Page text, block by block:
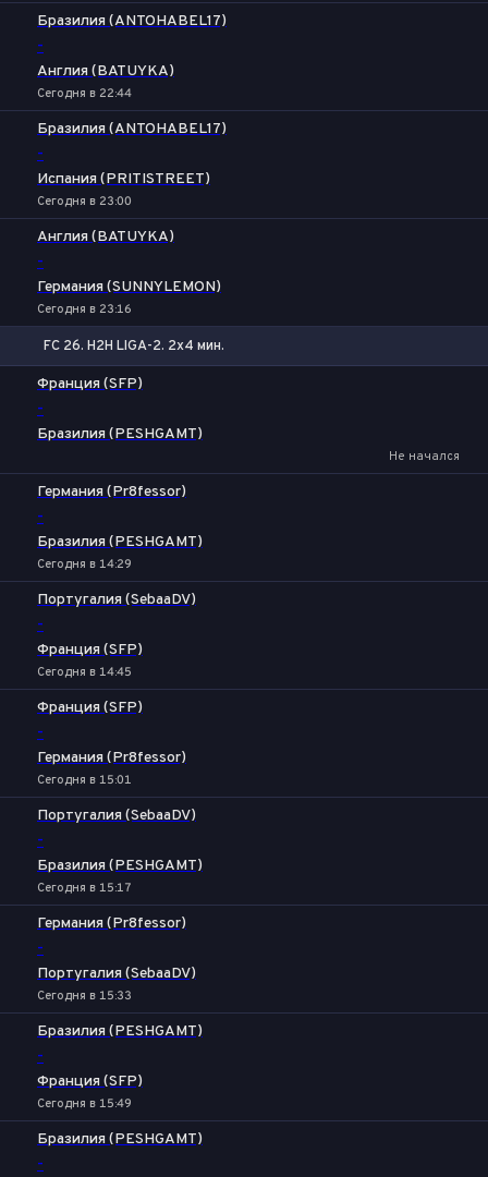
Бразилия (ANTOHABEL17)
-
Англия (BATUYKA)
Сегодня в 22:44
Бразилия (ANTOHABEL17)
-
Испания (PRITISTREET)
Сегодня в 23:00
Англия (BATUYKA)
-
Германия (SUNNYLEMON)
Сегодня в 23:16
FC 26. H2H LIGA-2. 2x4 мин.
Франция (SFP)
-
Бразилия (PESHGAMT)
Не начался
Германия (Pr8fessor)
-
Бразилия (PESHGAMT)
Сегодня в 14:29
Португалия (SebaaDV)
-
Франция (SFP)
Сегодня в 14:45
Франция (SFP)
-
Германия (Pr8fessor)
Сегодня в 15:01
Португалия (SebaaDV)
-
Бразилия (PESHGAMT)
Сегодня в 15:17
Германия (Pr8fessor)
-
Португалия (SebaaDV)
Сегодня в 15:33
Бразилия (PESHGAMT)
-
Франция (SFP)
Сегодня в 15:49
Бразилия (PESHGAMT)
-